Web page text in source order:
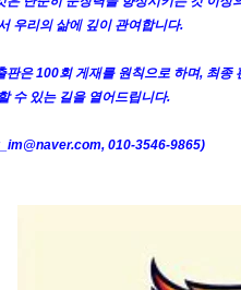
우리의 삶에 깊이 관여합니다.
판은 100회 게재를 원칙으로 하며, 최
수 있는 길을 열어드립니다.
010-3546-9865)